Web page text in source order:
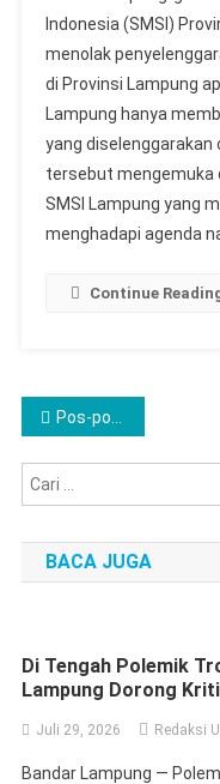
Indonesia (SMSI)
menolak
di Provinsi Lampung
Lampung hanya
yang diselenggarakan
tersebut mengemuka
SMSI Lampung yang
menghadapi agenda
Continue
Navigasi
pos
Pos-pos lama
BACA JUGA
Di Tengah Polemik
Lampung Dorong
Juli 29, 2026 Redaksi
Bandar Lampung —